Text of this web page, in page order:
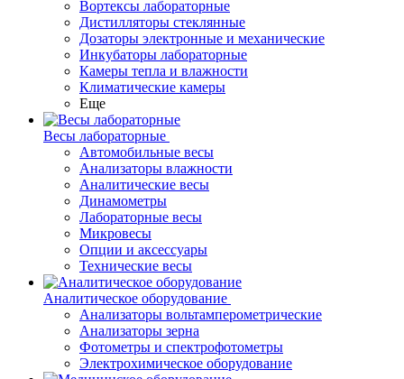
Вортексы лабораторные
Дистилляторы стеклянные
Дозаторы электронные и механические
Инкубаторы лабораторные
Камеры тепла и влажности
Климатические камеры
Еще
Весы лабораторные
Автомобильные весы
Анализаторы влажности
Аналитические весы
Динамометры
Лабораторные весы
Микровесы
Опции и аксессуары
Технические весы
Аналитическое оборудование
Анализаторы вольтамперометрические
Анализаторы зерна
Фотометры и спектрофотометры
Электрохимическое оборудование